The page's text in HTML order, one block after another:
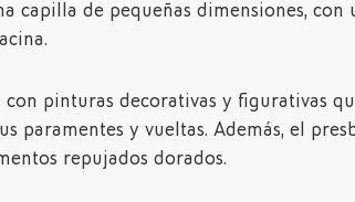
capilla de pequeñas dimensiones, con
con pinturas decorativas y figurativas
paramentes y vueltas. Además, el
repujados dorados.